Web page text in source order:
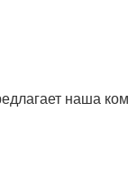
наша